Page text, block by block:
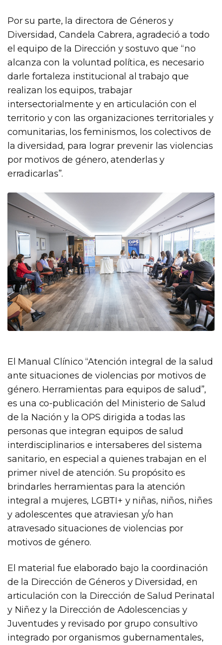
Por su parte, la directora de Géneros y
Diversidad, Candela Cabrera, agradeció a todo
el equipo de la Dirección y sostuvo que “no
alcanza con la voluntad política, es necesario
darle fortaleza institucional al trabajo que
realizan los equipos, trabajar
intersectorialmente y en articulación con el
territorio y con las organizaciones territoriales y
comunitarias, los feminismos, los colectivos de
la diversidad, para lograr prevenir las violencias
por motivos de género, atenderlas y
erradicarlas”.
El Manual Clínico “Atención integral de la salud
ante situaciones de violencias por motivos de
género. Herramientas para equipos de salud”,
es una co-publicación del Ministerio de Salud
de la Nación y la OPS dirigida a todas las
personas que integran equipos de salud
interdisciplinarios e intersaberes del sistema
sanitario, en especial a quienes trabajan en el
primer nivel de atención. Su propósito es
brindarles herramientas para la atención
integral a mujeres, LGBTI+ y niñas, niños, niñes
y adolescentes que atraviesan y/o han
atravesado situaciones de violencias por
motivos de género.
El material fue elaborado bajo la coordinación
de la Dirección de Géneros y Diversidad, en
articulación con la Dirección de Salud Perinatal
y Niñez y la Dirección de Adolescencias y
Juventudes y revisado por grupo consultivo
integrado por organismos gubernamentales,